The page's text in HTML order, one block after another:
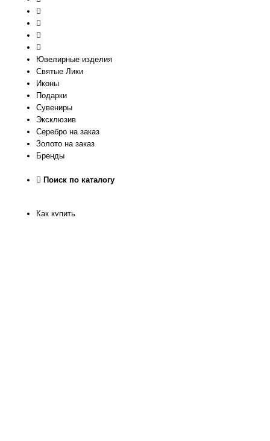
Ювелирные изделия
Святые Лики
Иконы
Подарки
Сувениры
Эксклюзив
Серебро на заказ
Золото на заказ
Бренды
Поиск по каталогу
Как купить